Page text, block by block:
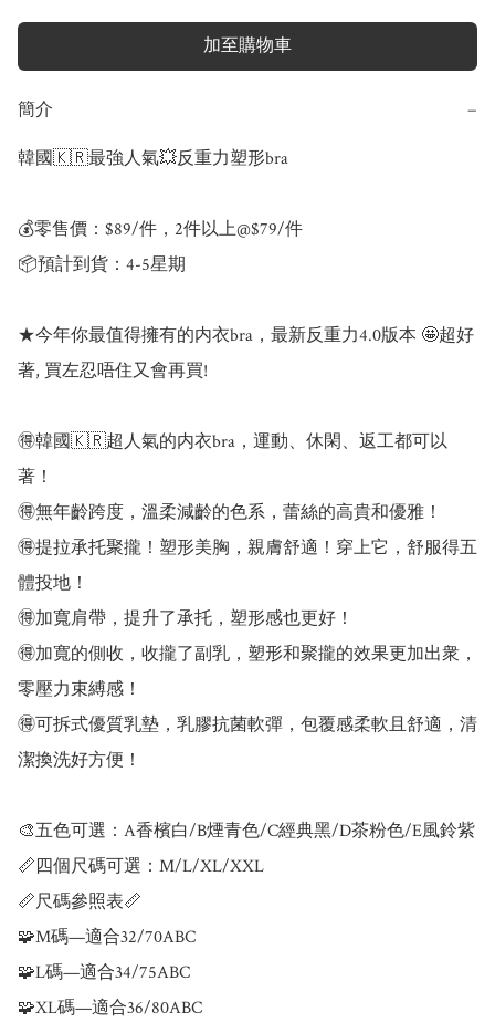
加至購物車
簡介 −
韓國🇰🇷最強人氣💥反重力塑形bra
💰零售價：$89/件，2件以上@$79/件
📦預計到貨：4-5星期
★今年你最值得擁有的内衣bra，最新反重力4.0版本 🤩超好
著, 買左忍唔住又會再買!
🉐韓國🇰🇷超人氣的内衣bra，運動、休閑、返工都可以
著！
🉐無年齡跨度，溫柔減齡的色系，蕾絲的高貴和優雅！
🉐提拉承托聚攏！塑形美胸，親膚舒適！穿上它，舒服得五
體投地！
🉐加寬肩帶，提升了承托，塑形感也更好！
🉐加寬的側收，收攏了副乳，塑形和聚攏的效果更加出衆，
零壓力束縛感！
🉐可拆式優質乳墊，乳膠抗菌軟彈，包覆感柔軟且舒適，清
潔換洗好方便！
🎨五色可選：A香檳白/B煙青色/C經典黑/D茶粉色/E風鈴紫
📏四個尺碼可選：M/L/XL/XXL
📏尺碼參照表📏
🧩M碼—適合32/70ABC
🧩L碼—適合34/75ABC
🧩XL碼—適合36/80ABC